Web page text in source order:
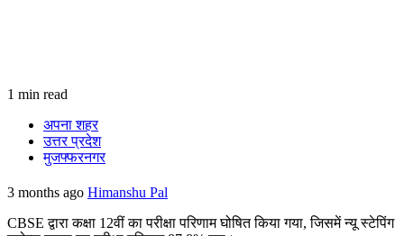
1 min read
अपना शहर
उत्तर प्रदेश
मुजफ्फरनगर
3 months ago Himanshu Pal
CBSE द्वारा कक्षा 12वीं का परीक्षा परिणाम घोषित किया गया, जिसमें न्यू स्टेपिंग